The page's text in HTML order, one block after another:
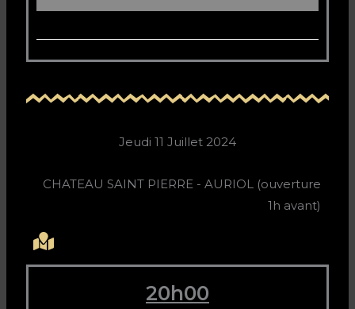
Jeudi 11 Juillet 2024
CHATEAU SAINT PIERRE - AURIOL (ouverture
1h avant)
20h00